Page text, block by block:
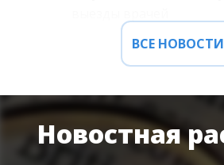
ВСЕ НОВОСТИ
Новостная